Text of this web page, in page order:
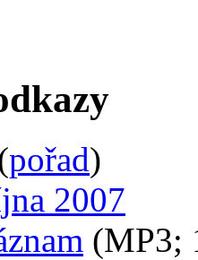
pořad)
2007
(MP3;